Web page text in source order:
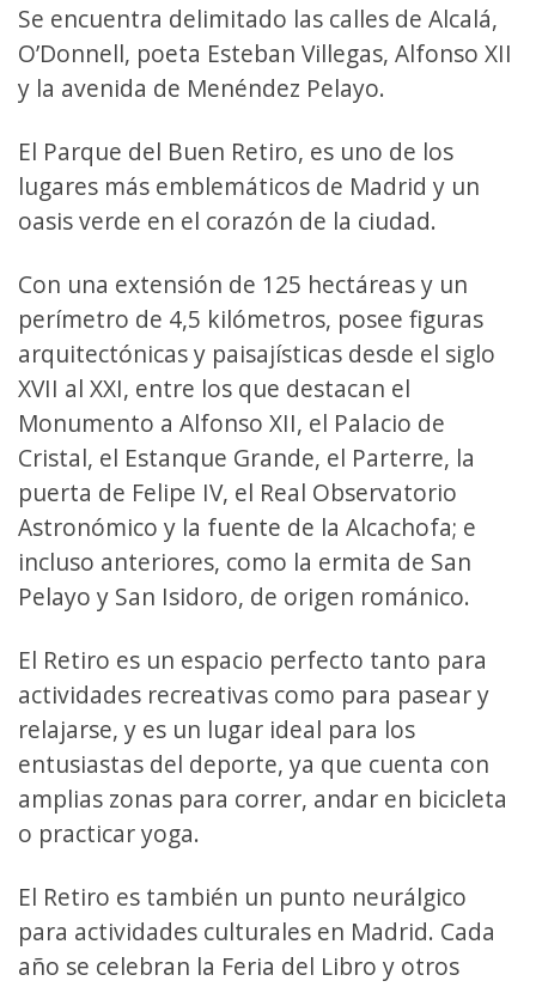
Se encuentra delimitado las calles de Alcalá,
O’Donnell, poeta Esteban Villegas, Alfonso XII
y la avenida de Menéndez Pelayo.
El Parque del Buen Retiro, es uno de los
lugares más emblemáticos de Madrid y un
oasis verde en el corazón de la ciudad.
Con una extensión de 125 hectáreas y un
perímetro de 4,5 kilómetros, posee figuras
arquitectónicas y paisajísticas desde el siglo
XVII al XXI, entre los que destacan el
Monumento a Alfonso XII, el Palacio de
Cristal, el Estanque Grande, el Parterre, la
puerta de Felipe IV, el Real Observatorio
Astronómico y la fuente de la Alcachofa; e
incluso anteriores, como la ermita de San
Pelayo y San Isidoro, de origen románico.
El Retiro es un espacio perfecto tanto para
actividades recreativas como para pasear y
relajarse, y es un lugar ideal para los
entusiastas del deporte, ya que cuenta con
amplias zonas para correr, andar en bicicleta
o practicar yoga.
El Retiro es también un punto neurálgico
para actividades culturales en Madrid. Cada
año se celebran la Feria del Libro y otros